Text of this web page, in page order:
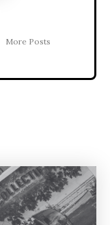
More Posts